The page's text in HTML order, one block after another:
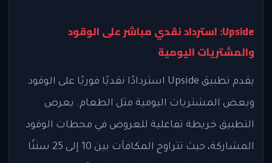
Upside: استرداد نقدي مباشر على الوقود
والمشتريات اليومية
يقدم تطبيق Upside استردادًا نقديًا فوريًا على الوقود
وبعض المشتريات اليومية مثل الطعام. يعرض
التطبيق خريطة تفاعلية للعروض في محطات الوقود
المشاركة، حيث تتراوح المكافآت بين 10 إلى 25 سنتًا